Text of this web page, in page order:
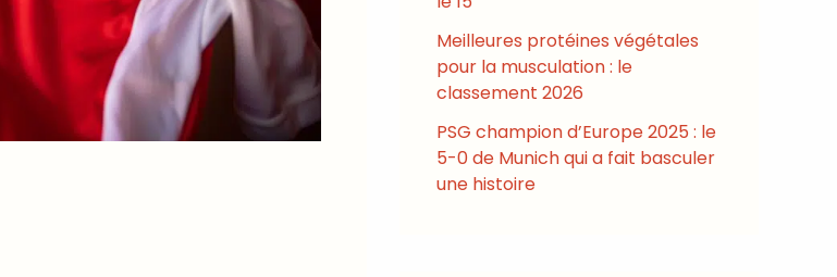
Meilleures protéines végétales
pour la musculation : le
classement 2026
PSG champion d’Europe 2025 : le
5-0 de Munich qui a fait basculer
une histoire